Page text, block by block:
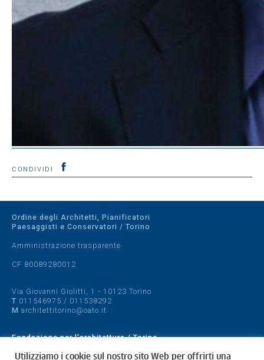
CONDIVIDI
Ordine degli Architetti, Pianificatori
Paesaggisti e Conservatori / Torino
Amministrazione trasparente
CF 80089280012
Via Giovanni Giolitti, 1 - 10123 Torino
T 011546975 / 011538292
M architettitorino@oato.it
Fondazione per l'architettura / Torino
Designed by quattrolinee.it
Utilizziamo i cookie sul nostro sito Web per offrirti una